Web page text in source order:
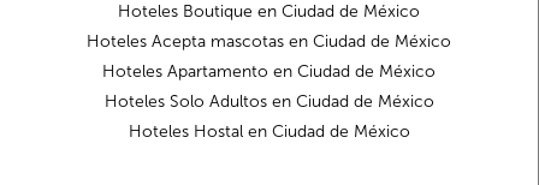
Hoteles Boutique en Ciudad de México
Hoteles Acepta mascotas en Ciudad de México
Hoteles Apartamento en Ciudad de México
Hoteles Solo Adultos en Ciudad de México
Hoteles Hostal en Ciudad de México